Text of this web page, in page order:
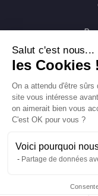
Salut c'est nous...
les Cookies !
On a attendu d'être sûrs
site vous intéresse
on aimerait bien vous
C'est OK pour vous ?
Voici pourquoi
Partage de données
Les